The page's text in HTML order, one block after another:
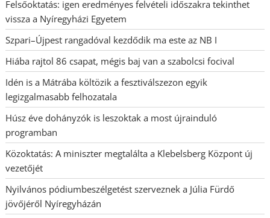
Felsőoktatás: igen eredményes felvételi időszakra tekinthet
vissza a Nyíregyházi Egyetem
Szpari–Újpest rangadóval kezdődik ma este az NB I
Hiába rajtol 86 csapat, mégis baj van a szabolcsi focival
Idén is a Mátrába költözik a fesztiválszezon egyik
legizgalmasabb felhozatala
Húsz éve dohányzók is leszoktak a most újrainduló
programban
Közoktatás: A miniszter megtalálta a Klebelsberg Központ új
vezetőjét
Nyilvános pódiumbeszélgetést szerveznek a Júlia Fürdő
jövőjéről Nyíregyházán